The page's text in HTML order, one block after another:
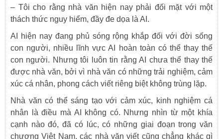
– Tôi cho rằng nhà văn hiện nay phải đối mặt với một
thách thức nguy hiểm, đầy đe dọa là AI.
AI hiện nay đang phủ sóng rộng khắp đối với đời sống
con người, nhiều lĩnh vực AI hoàn toàn có thể thay thế
con người. Nhưng tôi luôn tin rằng AI chưa thể thay thế
được nhà văn, bởi vì nhà văn có những trải nghiệm, cảm
xúc cá nhân, phong cách viết riêng biệt không trùng lặp.
Nhà văn có thể sáng tạo với cảm xúc, kinh nghiệm cá
nhân là điều mà AI không có. Nhưng nhìn từ một khía
cạnh nào đó, đã có lúc, có những giai đoạn trong văn
chương Việt Nam, các nhà văn viết cũng chẳng khác gì